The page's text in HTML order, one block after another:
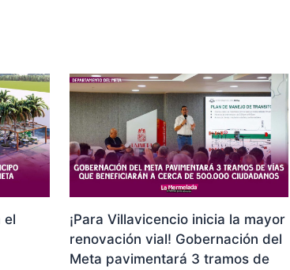
el
¡Para Villavicencio inicia la mayor
renovación vial! Gobernación del
Meta pavimentará 3 tramos de